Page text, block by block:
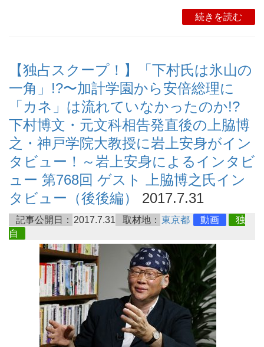
続きを読む
【独占スクープ！】「下村氏は氷山の
一角」!?〜加計学園から安倍総理に
「カネ」は流れていなかったのか!?
下村博文・元文科相告発直後の上脇博
之・神戸学院大教授に岩上安身がイン
タビュー！～岩上安身によるインタビ
ュー 第768回 ゲスト 上脇博之氏イン
タビュー（後後編）
2017.7.31
記事公開日： 2017.7.31 取材地： 東京都 動画
独
自